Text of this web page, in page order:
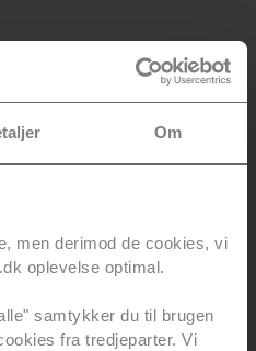
Om
men derimod de cookies, vi
oplevelse optimal.
samtykker du til brugen
fra tredjeparter. Vi
og kærlighed
på altid at få nyheder,
og tilbud direkte i